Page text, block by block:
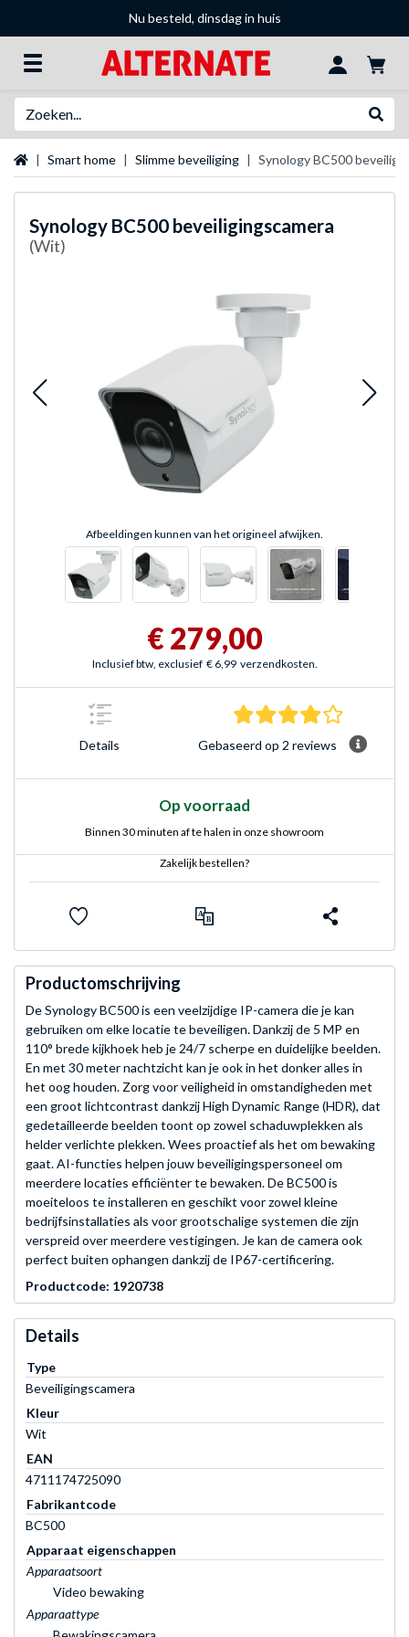
Nu besteld, dinsdag in huis
StartpaginaSmart home Slimme beveiliging Synology BC500
Synology BC500 beveiligingscamera
(Wit)
Afbeeldingen kunnen van het origineel afwijken.
€ 279,00
Inclusief btw, exclusief € 6,99 verzendkosten.
Details
4.0 sterren
Gebaseerd op 2 reviews
Op voorraad
Binnen 30 minuten af te halen in onze showroom
Zakelijk bestellen?
Productomschrijving
De Synology BC500 is een veelzijdige IP-camera die je kan
gebruiken om elke locatie te beveiligen. Dankzij de 5 MP en
110° brede kijkhoek heb je 24/7 scherpe en duidelijke beelden.
En met 30 meter nachtzicht kan je ook in het donker alles in
het oog houden. Zorg voor veiligheid in omstandigheden met
een groot lichtcontrast dankzij High Dynamic Range (HDR), dat
gedetailleerde beelden toont op zowel schaduwplekken als
helder verlichte plekken. Wees proactief als het om bewaking
gaat. AI-functies helpen jouw beveiligingspersoneel om
meerdere locaties efficiënter te bewaken. De BC500 is
moeiteloos te installeren en geschikt voor zowel kleine
bedrijfsinstallaties als voor grootschalige systemen die zijn
verspreid over meerdere vestigingen. Je kan de camera ook
perfect buiten ophangen dankzij de IP67-certificering.
Productcode: 1920738
Details
Type
Beveiligingscamera
Kleur
Wit
EAN
4711174725090
Fabrikantcode
BC500
Apparaat eigenschappen
Apparaatsoort
Video bewaking
Apparaattype